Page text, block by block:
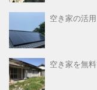
空き家の活
空き家を無